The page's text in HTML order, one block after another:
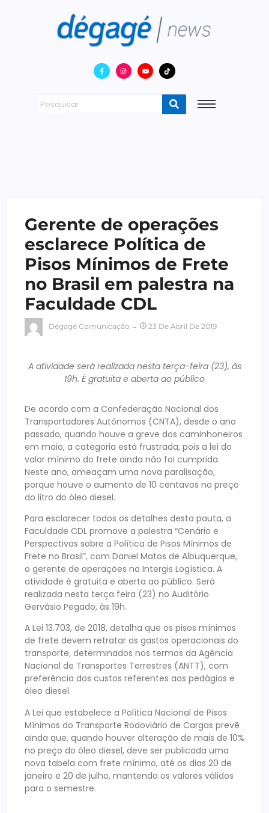
Gerente de operações
esclarece Política de
Pisos Mínimos de Frete
no Brasil em palestra na
Faculdade CDL
Dégagé Comunicação 23 De Abril De 2019
A atividade será realizada nesta terça-feira (23), às
19h. É gratuita e aberta ao público
De acordo com a Confederação Nacional dos
Transportadores Autônomos (CNTA), desde o ano
passado, quando houve a greve dos caminhoneiros
em maio, a categoria está frustrada, pois a lei do
valor mínimo do frete ainda não foi cumprida.
Neste ano, ameaçam uma nova paralisação,
porque houve o aumento de 10 centavos no preço
do litro do óleo diesel.
Para esclarecer todos os detalhes desta pauta, a
Faculdade CDL promove a palestra “Cenário e
Perspectivas sobre a Política de Pisos Mínimos de
Frete no Brasil”, com Daniel Matos de Albuquerque,
o gerente de operações na Intergis Logística. A
atividade é gratuita e aberta ao público. Será
realizada nesta terça feira (23) no Auditório
Gervásio Pegado, às 19h.
A Lei 13.703, de 2018, detalha que os pisos mínimos
de frete devem retratar os gastos operacionais do
transporte, determinados nos termos da Agência
Nacional de Transportes Terrestres (ANTT), com
preferência dos custos referentes aos pedágios e
óleo diesel.
A Lei que estabelece a Política Nacional de Pisos
Mínimos do Transporte Rodoviário de Cargas prevê
ainda que, quando houver alteração de mais de 10%
no preço do óleo diesel, deve ser publicada uma
nova tabela com frete mínimo, até os dias 20 de
janeiro e 20 de julho, mantendo os valores válidos
para o semestre.